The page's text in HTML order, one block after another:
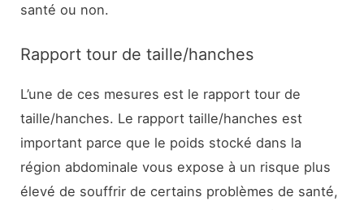
santé ou non.
Rapport tour de taille/hanches
L’une de ces mesures est le rapport tour de
taille/hanches. Le rapport taille/hanches est
important parce que le poids stocké dans la
région abdominale vous expose à un risque plus
élevé de souffrir de certains problèmes de santé,